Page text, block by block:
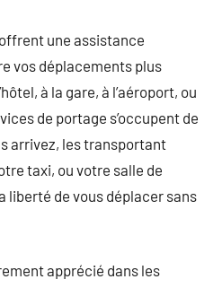
une assistance
vos déplacements plus
à la gare, à l’aéroport, ou
de portage s’occupent de
arrivez, les transportant
taxi, ou votre salle de
liberté de vous déplacer sans
apprécié dans les